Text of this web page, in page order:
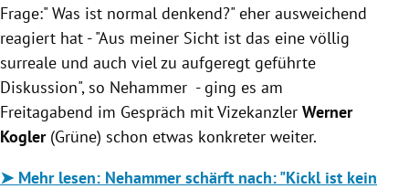
Frage:" Was ist normal denkend?" eher ausweichend
reagiert hat - "Aus meiner Sicht ist das eine völlig
surreale und auch viel zu aufgeregt geführte
Diskussion", so Nehammer - ging es am
Freitagabend im Gespräch mit Vizekanzler Werner
Kogler(Grüne) schon etwas konkreter weiter.
➤ Mehr lesen: Nehammer schärft nach: "Kickl ist kein